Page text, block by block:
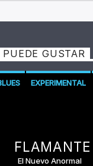
GUSTAR
EXPERIMENTAL
FLAMANTE
El Nuevo Anormal